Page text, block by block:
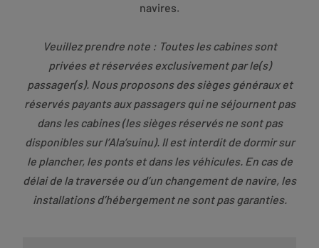
navires.
Veuillez prendre note : Toutes les cabines sont
privées et réservées exclusivement par le(s)
passager(s). Nous proposons des sièges généraux et
réservés payants aux passagers qui ne séjournent pas
dans les cabines (les sièges réservés ne sont pas
disponibles sur l’Ala’suinu). Il est interdit de dormir sur
le plancher, les ponts et dans les véhicules. En cas de
délai de la traversée ou d’un changement de navire, les
installations d’hébergement ne sont pas garanties.